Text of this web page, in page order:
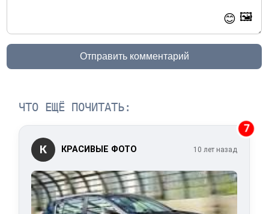
😊 🖼️
Отправить комментарий
ЧТО ЕЩЁ ПОЧИТАТЬ:
7
К КРАСИВЫЕ ФОТО 10 лет назад